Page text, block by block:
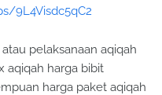
9L4Visdc5qC2
pelaksanaan aqiqah
aqiqah harga bibit
harga paket aqiqah